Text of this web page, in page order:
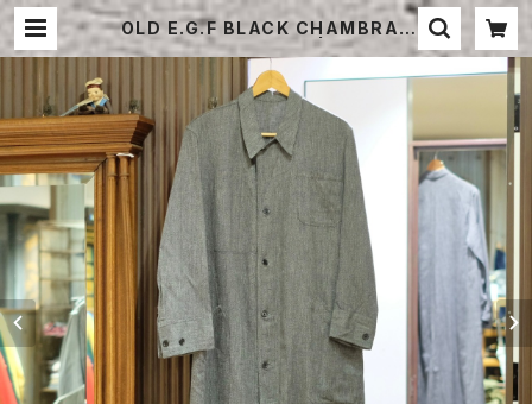
OLD E.G.F BLACK CHAMBRAY
COAT DEAD STOCK | STRAYS
HEEP ONLINE